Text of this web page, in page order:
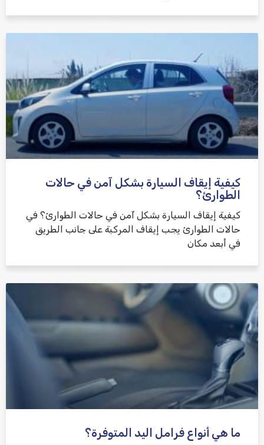
كيفية إيقاف السيارة بشكل آمن في حالات
الطوارئ؟
كيفية إيقاف السيارة بشكل آمن في حالات الطوارئ؟ في
حالات الطوارئ يجب إيقاف المركبة على جانب الطريق
في أبعد مكان
ما هي أنواع فرامل اليد المتوفرة؟